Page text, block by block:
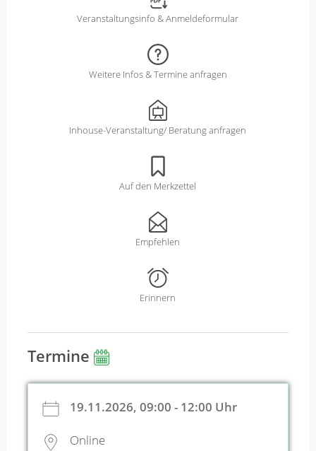
Veranstaltungsinfo & Anmeldeformular
Weitere Infos & Termine anfragen
Inhouse-Veranstaltung/ Beratung anfragen
Auf den Merkzettel
Empfehlen
Erinnern
Termine
19.11.2026, 09:00 - 12:00 Uhr
Online